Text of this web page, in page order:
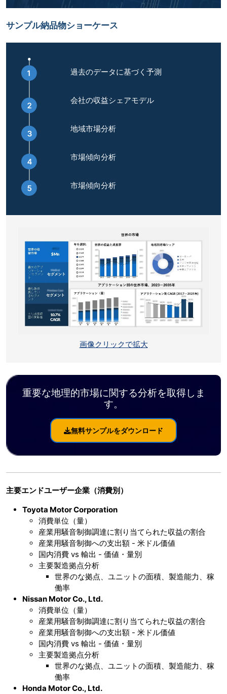
サンプル納品物ショーケース
過去のデータに基づく予測
会社の収益シェアモデル
地域市場分析
市場傾向分析
市場傾向分析
画像クリックで拡大
重要な地理的市場に関する分析を取得しま
す。
無料サンプルをダウンロード
主要エンドユーザー企業（消費別）
Toyota Motor Corporation
消費単位（量）
産業用騒音制御調達に割り当てられた収益の割合
産業用騒音制御への支出額 - 米ドル価値
国内消費 vs 輸出 - 価値・量別
主要製造拠点分析
世界のな拠点、ユニットの面積、製造能力、稼
働率
Nissan Motor Co., Ltd.
消費単位（量）
産業用騒音制御調達に割り当てられた収益の割合
産業用騒音制御への支出額 - 米ドル価値
国内消費 vs 輸出 - 価値・量別
主要製造拠点分析
世界のな拠点、ユニットの面積、製造能力、稼
働率
Honda Motor Co., Ltd.